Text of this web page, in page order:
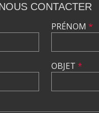
CONTACTER
PRÉNOM *
OBJET *